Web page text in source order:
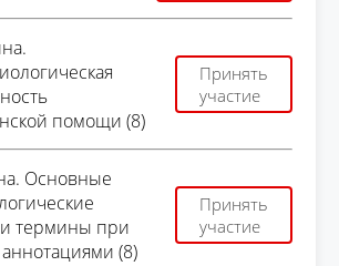
помощи (8)
Принять
участие
Основные
термины при
(8)
Принять
участие